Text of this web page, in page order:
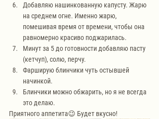
Добавляю нашинкованную капусту. Жарю
на среднем огне. Именно жарю,
помешивая время от времени, чтобы она
равномерно красиво поджарилась.
Минут за 5 до готовности добавляю пасту
(кетчуп), солю, перчу.
Фарширую блинчики чуть остывшей
начинкой.
Блинчики можно обжарить, но я не всегда
это делаю.
Приятного аппетита😉 Будет вкусно!